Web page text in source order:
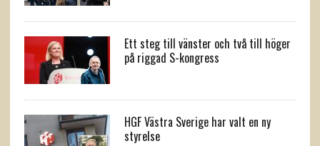
Ett steg till vänster och två till höger
på riggad S-kongress
HGF Västra Sverige har valt en ny
styrelse